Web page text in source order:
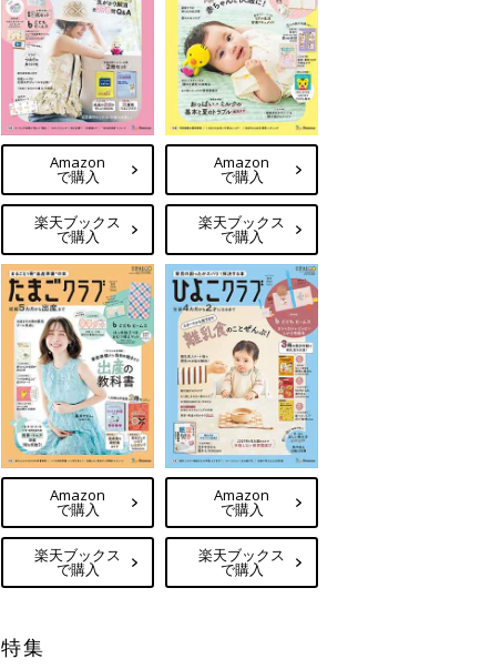
Amazon
で購入
楽天ブックス
で購入
Amazon
で購入
楽天ブックス
で購入
Amazon
で購入
楽天ブックス
で購入
Amazon
で購入
楽天ブックス
で購入
特集